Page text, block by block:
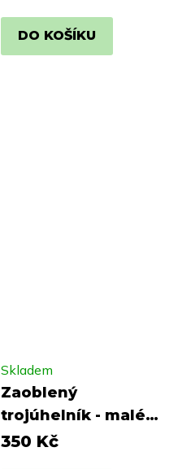
DO KOŠÍKU
Zaoblený
trojúhelník - malé
puzety |
Skladem
350 Kč